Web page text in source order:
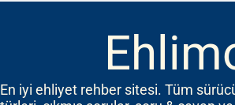
En iyi ehliyet rehber sitesi. Tüm